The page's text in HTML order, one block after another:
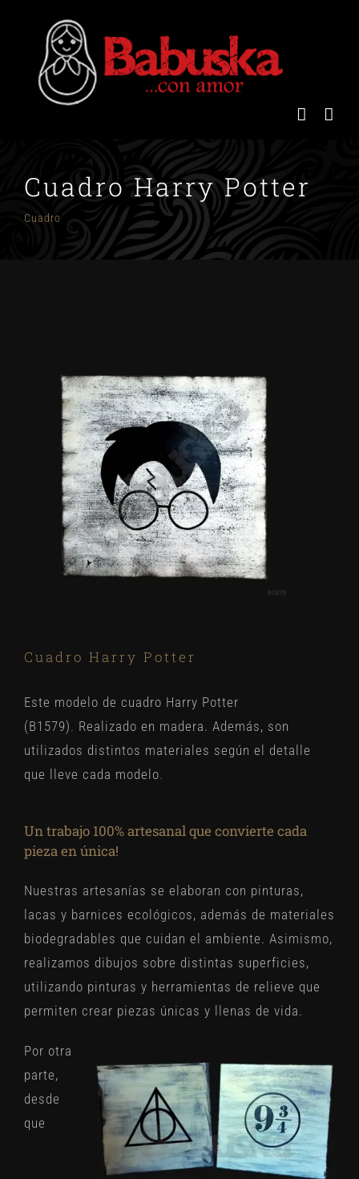
contenido
Cuadro Harry Potter
Cuadro
Cuadro Harry Potter
Este modelo de cuadro Harry Potter
(B1579). Realizado en madera. Además, son
utilizados distintos materiales según el detalle
que lleve cada modelo.
Un trabajo 100% artesanal que convierte cada
pieza en única!
Nuestras artesanías se elaboran con pinturas,
lacas y barnices ecológicos, además de materiales
biodegradables que cuidan el ambiente. Asimismo,
realizamos dibujos sobre distintas superficies,
utilizando pinturas y herramientas de relieve que
permiten crear piezas únicas y llenas de vida.
Por otra
parte,
desde
que